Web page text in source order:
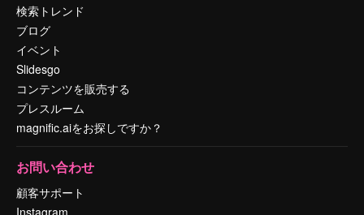
検索トレンド
ブログ
イベント
Slidesgo
コンテンツを販売する
プレスルーム
magnific.aiをお探しですか？
お問い合わせ
顧客サポート
Instagram